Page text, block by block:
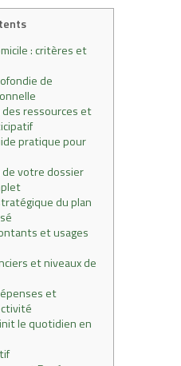
: critères et
de
ressources et
pratique pour
votre dossier
du plan
et usages
et niveaux de
et
le quotidien en